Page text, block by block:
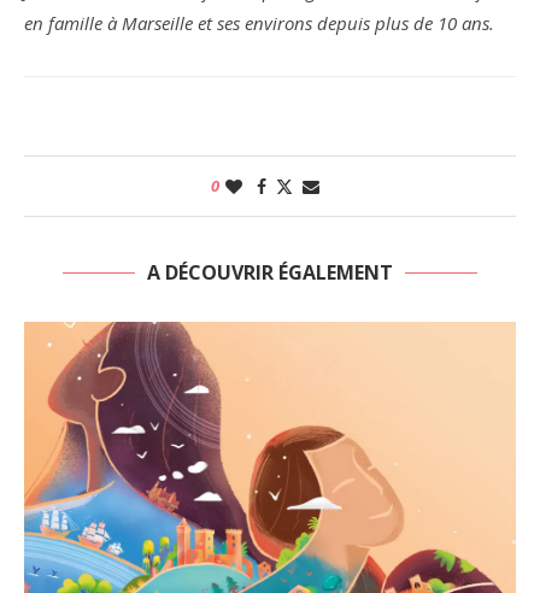
en famille à Marseille et ses environs depuis plus de 10 ans.
0
A DÉCOUVRIR ÉGALEMENT